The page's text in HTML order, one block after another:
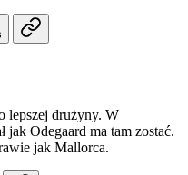
lepszej drużyny. W
jak Odegaard ma tam zostać.
jak Mallorca.